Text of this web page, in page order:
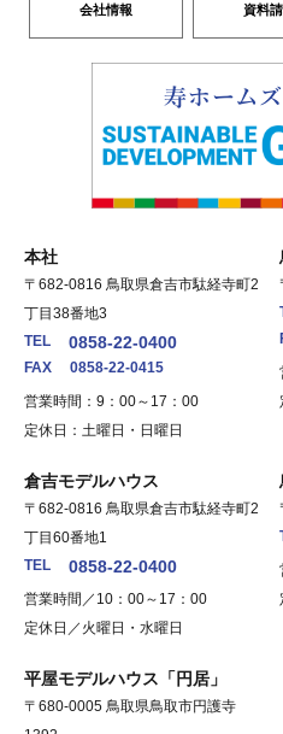
会社情報 資料
本社
〒682-0816 鳥取県倉吉市駄経寺町2
丁目38番地3
TEL
0858-22-0400
FAX
0858-22-0415
営業時間：9：00～17：00
定休日：土曜日・日曜日
倉吉モデルハウス
〒682-0816 鳥取県倉吉市駄経寺町2
丁目60番地1
TEL
0858-22-0400
営業時間／10：00～17：00
定休日／火曜日・水曜日
平屋モデルハウス「円居」
〒680-0005 鳥取県鳥取市円護寺